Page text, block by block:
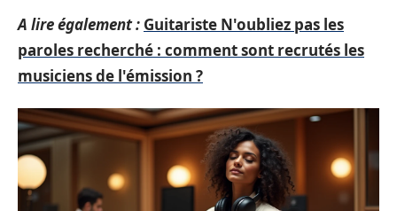
A lire également : Guitariste N'oubliez pas les
paroles recherché : comment sont recrutés les
musiciens de l'émission ?